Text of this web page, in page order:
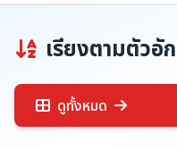
เรียงตามตัวอั
ดูทั้งหมด